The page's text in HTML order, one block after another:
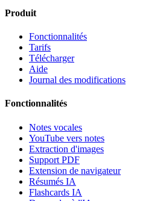
Produit
Fonctionnalités
Tarifs
Télécharger
Aide
Journal des modifications
Fonctionnalités
Notes vocales
YouTube vers notes
Extraction d'images
Support PDF
Extension de navigateur
Résumés IA
Flashcards IA